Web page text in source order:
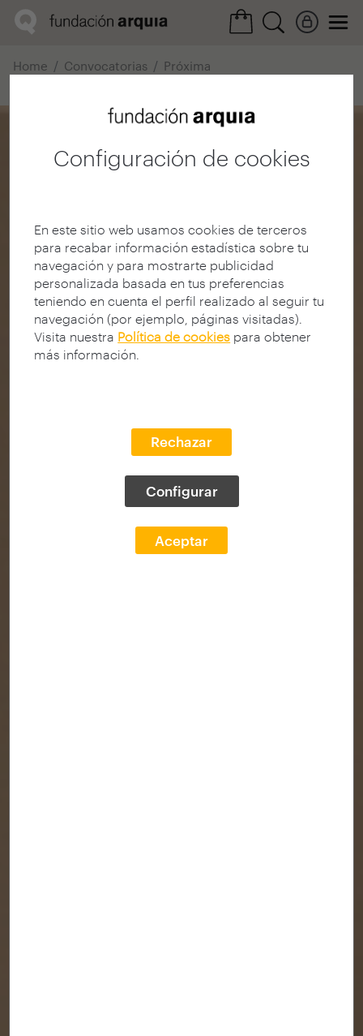
Configuración de cookies
En este sitio web usamos cookies de terceros
para recabar información estadística sobre tu
navegación y para mostrarte publicidad
personalizada basada en tus preferencias
teniendo en cuenta el perfil realizado al seguir tu
navegación (por ejemplo, páginas visitadas).
Visita nuestra Política de cookies para obtener
más información.
Rechazar
Configurar
Aceptar
Home Convocatorias
Próxima